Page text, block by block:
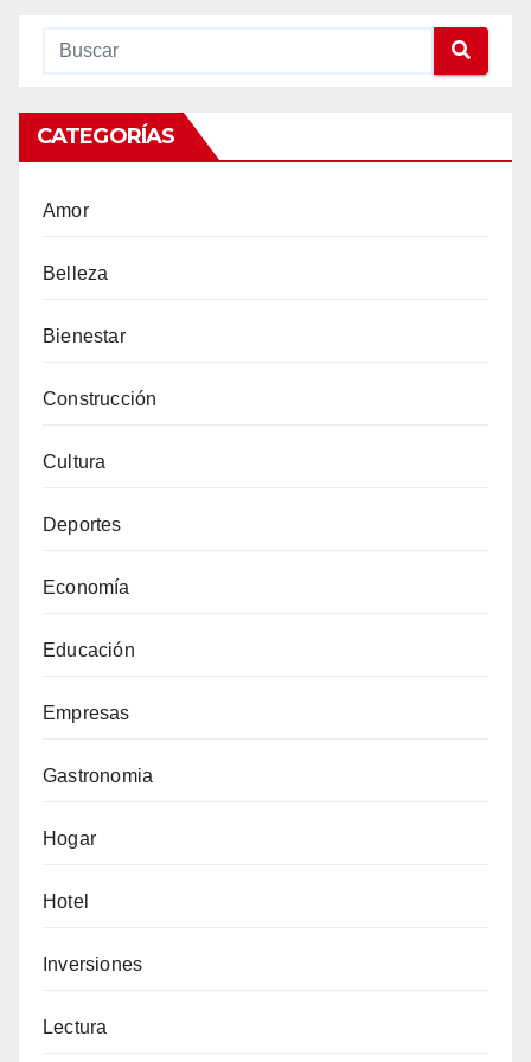
CATEGORÍAS
Amor
Belleza
Bienestar
Construcción
Cultura
Deportes
Economía
Educación
Empresas
Gastronomia
Hogar
Hotel
Inversiones
Lectura